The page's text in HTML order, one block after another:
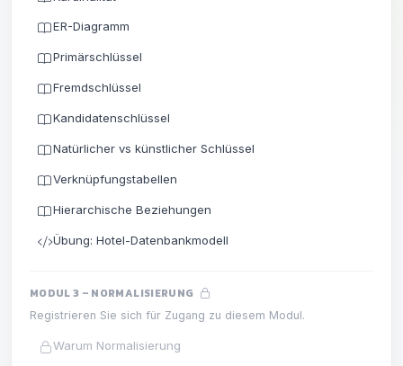
ER-Diagramm
Primärschlüssel
Fremdschlüssel
Kandidatenschlüssel
Natürlicher vs künstlicher Schlüssel
Verknüpfungstabellen
Hierarchische Beziehungen
Übung: Hotel-Datenbankmodell
MODUL 3 – NORMALISIERUNG
Registrieren Sie sich für Zugang zu diesem Modul.
Warum Normalisierung